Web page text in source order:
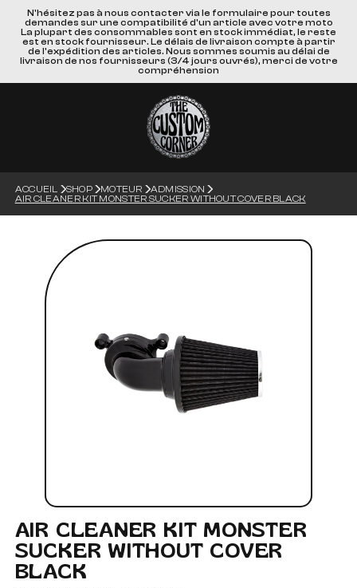
N'hésitez pas à nous contacter via le formulaire pour toutes
demandes sur une compatibilité d'un article avec votre moto
La plupart des consommables sont en stock immédiat, le reste
est en stock fournisseur. Le délais de livraison compte à partir
de l'expédition des articles. Nous sommes soumis au délai de
livraison de nos fournisseurs (3/4 jours ouvrés), merci de votre
compréhension
ACCUEIL SHOP MOTEUR
ADMISSION
AIR CLEANER KIT MONSTER SUCKER WITHOUT COVER BLACK
AIR CLEANER KIT MONSTER
SUCKER WITHOUT COVER
BLACK